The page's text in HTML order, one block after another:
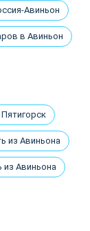
Авиньон
в Авиньон
из Авиньона
из Авиньона